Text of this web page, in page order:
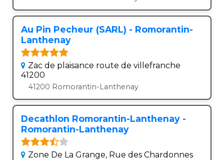
Au Pin Pecheur (SARL) - Romorantin-
Lanthenay
Zac de plaisance route de villefranche
41200
41200 Romorantin-Lanthenay
Decathlon Romorantin-Lanthenay -
Romorantin-Lanthenay
Zone De La Grange, Rue des Chardonnes